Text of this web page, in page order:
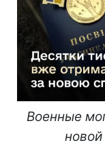
Военные